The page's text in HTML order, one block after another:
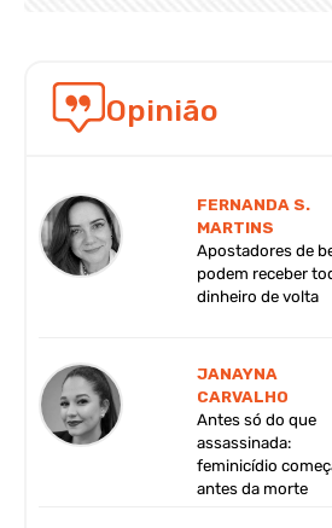
Opinião
FERNANDA S.
MARTINS
Apostadores de
podem receber
dinheiro de volta
JANAYNA
CARVALHO
Antes só do que
assassinada:
feminicídio
antes da morte